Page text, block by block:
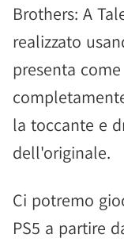
Brothers: A
realizzato
presenta
la toccante e
dell'originale.
Ci potremo
PS5 a partire